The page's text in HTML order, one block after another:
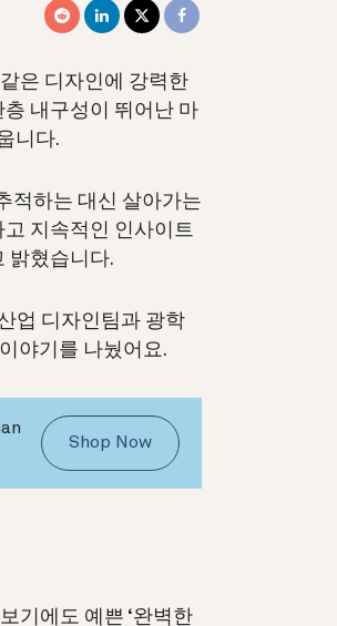
은 디자인에 강력한
내구성이 뛰어난 마
니다.
적하는 대신 살아가는
지속적인 인사이트
밝혔습니다.
업 디자인팀과 광학
야기를 나눴어요.
Shop Now
기에도 예쁜 ‘완벽한